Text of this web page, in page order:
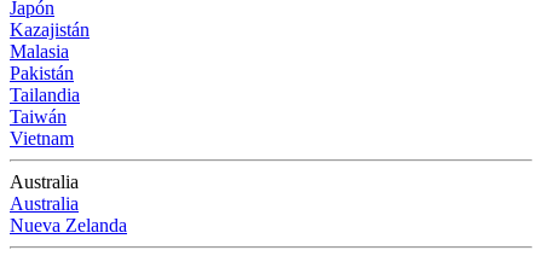
Japón
Kazajistán
Malasia
Pakistán
Tailandia
Taiwán
Vietnam
Australia
Australia
Nueva Zelanda